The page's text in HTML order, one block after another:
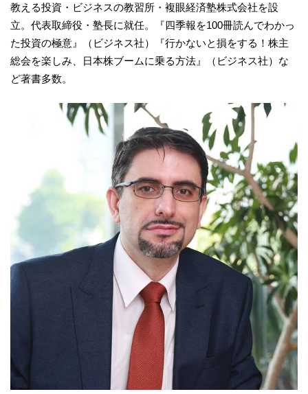
教える投資・ビジネスの教習所・複眼経済塾株式会社を設
立。代表取締役・塾長に就任。『四季報を100冊読んでわかっ
た投資の極意』（ビジネス社）『行かないと損をする！株主
総会を楽しみ、日本株ブームに乗る方法』（ビジネス社）な
ど著書多数。